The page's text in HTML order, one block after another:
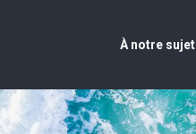
À notre sujet